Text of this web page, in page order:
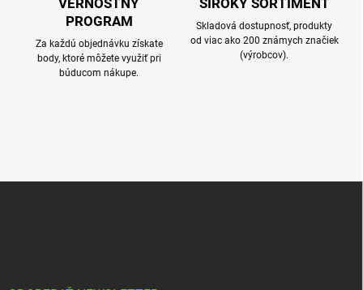
PROGRAM
Za každú objednávku získate
body, ktoré môžete využiť pri
búducom nákupe.
Skladová dostupnosť, produkty
od viac ako 200 známych značiek
(výrobcov).